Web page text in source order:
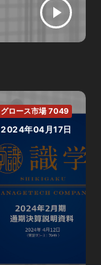
グロース市場 7049
2024年04月17日